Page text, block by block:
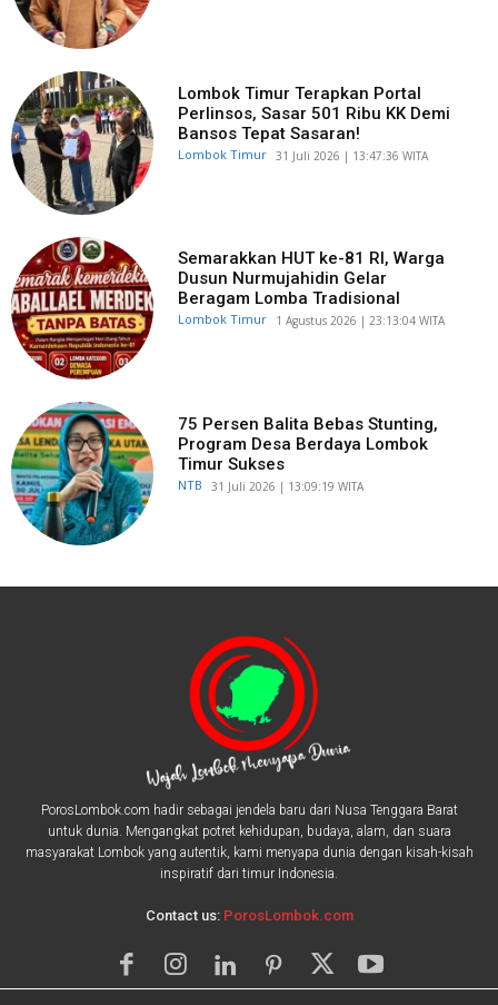
Lombok Timur Terapkan Portal
Perlinsos, Sasar 501 Ribu KK Demi
Bansos Tepat Sasaran!
Lombok Timur ​31 Juli 2026 | 13:47:36 WITA
Semarakkan HUT ke-81 RI, Warga
Dusun Nurmujahidin Gelar
Beragam Lomba Tradisional
Lombok Timur ​1 Agustus 2026 | 23:13:04 WITA
75 Persen Balita Bebas Stunting,
Program Desa Berdaya Lombok
Timur Sukses
NTB ​31 Juli 2026 | 13:09:19 WITA
PorosLombok.com hadir sebagai jendela baru dari Nusa Tenggara Barat
untuk dunia. Mengangkat potret kehidupan, budaya, alam, dan suara
masyarakat Lombok yang autentik, kami menyapa dunia dengan kisah-kisah
inspiratif dari timur Indonesia.
Contact us: PorosLombok.com